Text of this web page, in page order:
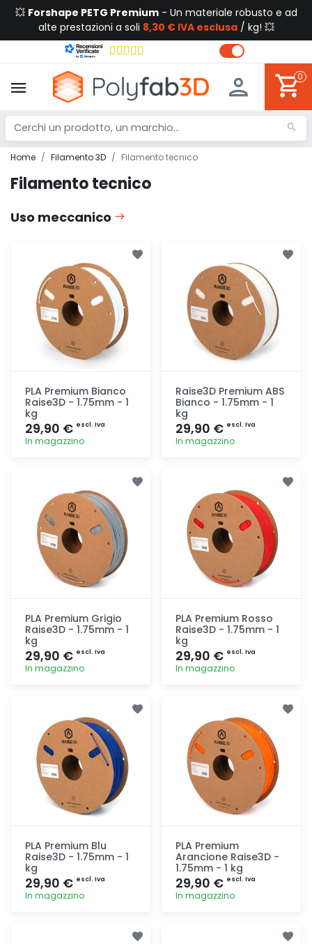
💥 Forshape PETG Premium- Un materiale robusto e ad
alte prestazioni a soli 8,30 € IVA esclusa/ kg! 💥
0
Home Filamento 3D Filamento tecnico
Filamento tecnico
Uso meccanico
PLA Premium Bianco
Raise3D - 1.75mm - 1
kg
29,90 € escl. Iva
In magazzino
Raise3D Premium ABS
Bianco - 1.75mm - 1
kg
29,90 € escl. Iva
In magazzino
PLA Premium Grigio
Raise3D - 1.75mm - 1
kg
29,90 € escl. Iva
In magazzino
PLA Premium Rosso
Raise3D - 1.75mm - 1
kg
29,90 € escl. Iva
In magazzino
PLA Premium Blu
Raise3D - 1.75mm - 1
kg
29,90 € escl. Iva
In magazzino
PLA Premium
Arancione Raise3D -
1.75mm - 1 kg
29,90 € escl. Iva
In magazzino